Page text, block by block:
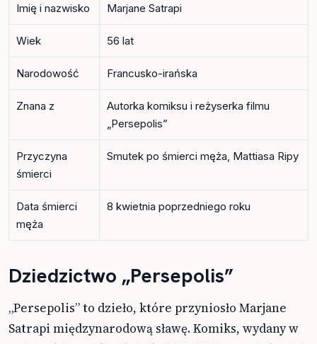
Imię i nazwisko Marjane Satrapi
Wiek 56 lat
Narodowość Francusko-irańska
Znana z
Autorka komiksu i reżyserka filmu
„Persepolis”
Przyczyna
śmierci
Smutek po śmierci męża, Mattiasa Ripy
Data śmierci
męża
8 kwietnia poprzedniego roku
Dziedzictwo „Persepolis”
„Persepolis” to dzieło, które przyniosło Marjane
Satrapi międzynarodową sławę. Komiks, wydany w